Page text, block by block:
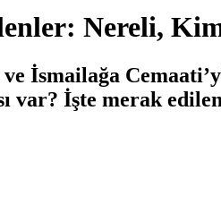
Nereli,
İsmailağa
var? İşte merak